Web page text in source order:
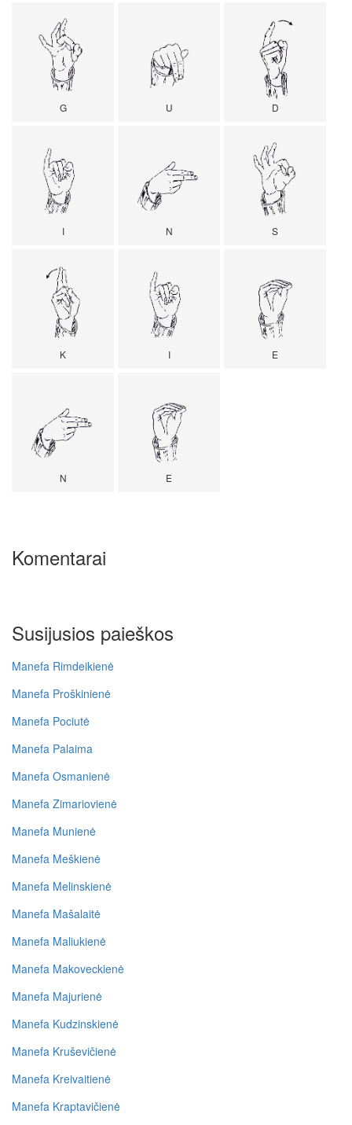
G U D
I N S
K I E
N E
Komentarai
Susijusios paieškos
Manefa Rimdeikienė
Manefa Proškinienė
Manefa Pociutė
Manefa Palaima
Manefa Osmanienė
Manefa Zimariovienė
Manefa Munienė
Manefa Meškienė
Manefa Melinskienė
Manefa Mašalaitė
Manefa Maliukienė
Manefa Makoveckienė
Manefa Majurienė
Manefa Kudzinskienė
Manefa Kruševičienė
Manefa Kreivaitienė
Manefa Kraptavičienė